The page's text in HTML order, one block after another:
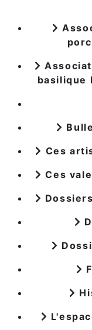
basilique
Ces
Ces